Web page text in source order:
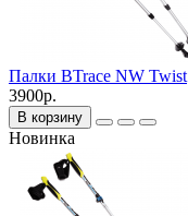
Палки BTrace NW Twist
3900р.
В корзину
Новинка